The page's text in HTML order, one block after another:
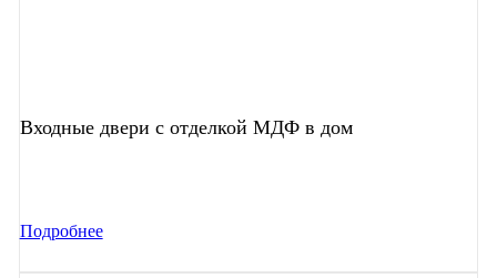
Входные двери с отделкой МДФ в дом
Подробнее